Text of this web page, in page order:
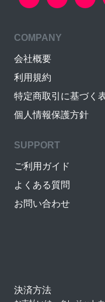
COMPANY
会社概要
利用規約
特定商取引に基づく
個人情報保護方針
SUPPORT
ご利用ガイド
よくある質問
お問い合わせ
決済方法